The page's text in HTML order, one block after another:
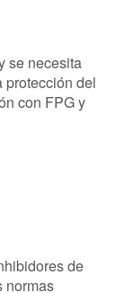
se necesita
protección del
con FPG y
de
normas